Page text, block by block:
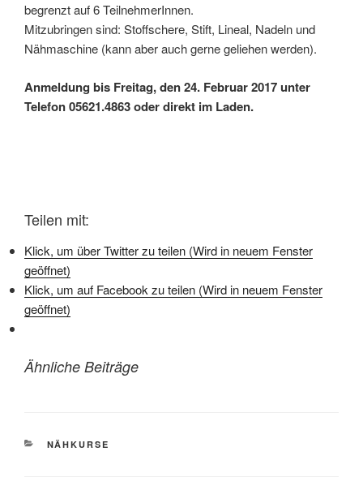
begrenzt auf 6 TeilnehmerInnen.
Mitzubringen sind: Stoffschere, Stift, Lineal, Nadeln und
Nähmaschine (kann aber auch gerne geliehen werden).
Anmeldung bis Freitag, den 24. Februar 2017 unter
Telefon 05621.4863 oder direkt im Laden.
Teilen mit:
Klick, um über Twitter zu teilen (Wird in neuem Fenster
geöffnet)
Klick, um auf Facebook zu teilen (Wird in neuem Fenster
geöffnet)
Ähnliche Beiträge
KATEGORIEN
NÄHKURSE